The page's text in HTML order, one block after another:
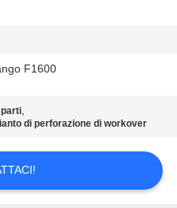
F1600
,
di perforazione di workover